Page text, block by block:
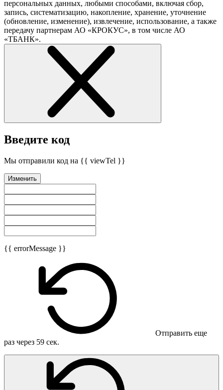
персональных данных, любыми способами, включая сбор,
запись, систематизацию, накопление, хранение, уточнение
(обновление, изменение), извлечение, использование, а также
передачу партнерам АО «КРОКУС», в том числе АО
«ТБАНК».
Введите код
Мы отправили код на {{ viewTel }}
Изменить
{{ errorMessage }}
Отправить еще
раз через 59 сек.